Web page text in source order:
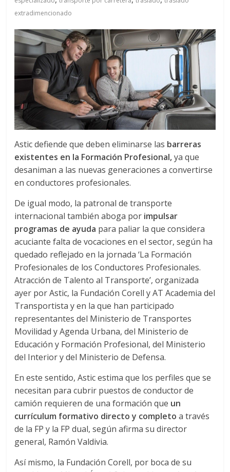
u
n
a
–
T
r
a
n
s
p
o
r
t
e
d
extradimencionado
Astic defiende que deben eliminarse las barreras
existentes en la Formación Profesional,ya que
desaniman a las nuevas generaciones a convertirse
en conductores profesionales.
De igual modo, la patronal de transporte
internacional también aboga por impulsar
programas de ayuda para paliar la que considera
acuciante falta de vocaciones en el sector, según ha
quedado reflejado en la jornada ‘La Formación
Profesionales de los Conductores Profesionales.
Atracción de Talento al Transporte’, organizada
ayer por Astic, la Fundación Corell y AT Academia del
Transportista y en la que han participado
representantes del Ministerio de Transportes
Movilidad y Agenda Urbana, del Ministerio de
Educación y Formación Profesional, del Ministerio
del Interior y del Ministerio de Defensa.
En este sentido, Astic estima que los perfiles que se
necesitan para cubrir puestos de conductor de
camión requieren de una formación que un
currículum formativo directo y completo a través
de la FP y la FP dual, según afirma su director
general, Ramón Valdivia.
Así mismo, la Fundación Corell, por boca de su